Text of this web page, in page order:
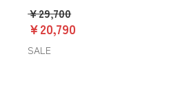
￥29,700
￥20,790
SALE